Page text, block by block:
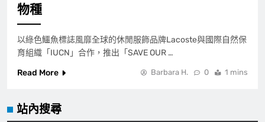
物種
以綠色鱷魚標誌風靡全球的休閒服飾品牌Lacoste與國際自然保
育組織「IUCN」合作，推出「SAVE OUR …
Read More
Barbara H. 0 1 mins
站內搜尋